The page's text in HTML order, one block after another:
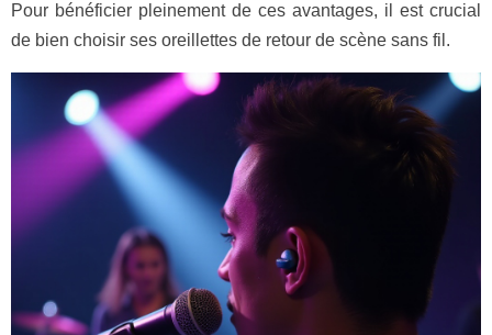
Pour bénéficier pleinement de ces avantages, il est crucial
de bien choisir ses oreillettes de retour de scène sans fil.